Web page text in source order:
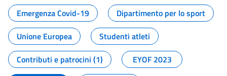
Emergenza Covid-19
Dipartimento per lo sport
Unione Europea
Studenti atleti
Contributi e patrocini (1)
EYOF 2023